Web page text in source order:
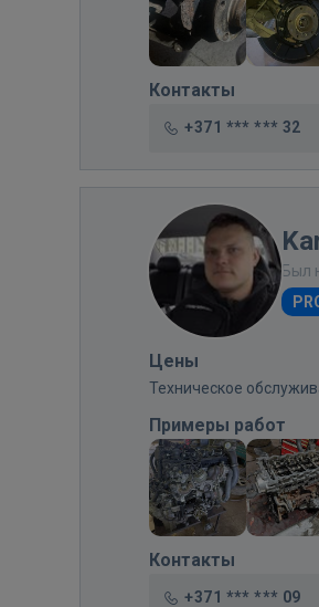
Контакты
+371 *** *** 32
Был
Цены
Техническое
Примеры работ
Контакты
+371 *** *** 09